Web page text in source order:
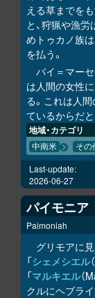
える草までを
と、狩猟や漁
めトゥカノ族
を払う。
バイ＝マー
は人間の女性
る。これは人
ているからだと
地域・カテゴリ
中南米 その
Last-update:
2026-06-27
パイモニア
Paimoniah
グリモアに見
「シェメシエル
「マルキエル（
クルにヘブラ